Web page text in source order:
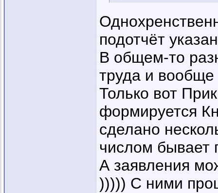
подотчёт
В общем-то
труда и
Только вот
формируется
сделано
числом бывает
А заявления
))))) С ними